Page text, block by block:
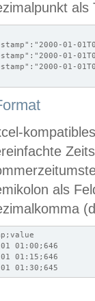
als
01-
01-
01-
als
01:00;646
01:15;646
01:30;645